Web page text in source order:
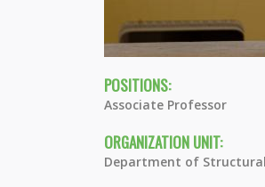
POSITIONS:
Associate Professor
ORGANIZATION UNIT:
Department of